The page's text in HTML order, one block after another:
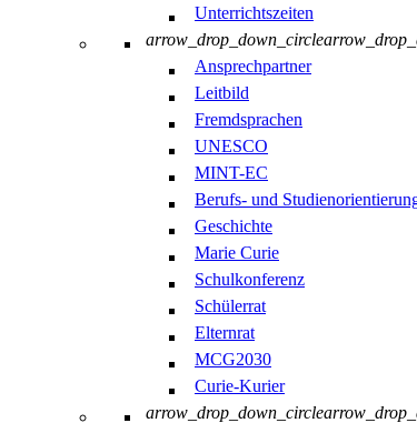
Unterrichtszeiten
arrow_drop_down_circle
Ansprechpartner
Leitbild
Fremdsprachen
UNESCO
MINT-EC
Berufs- und
Geschichte
Marie Curie
Schulkonferenz
Schülerrat
Elternrat
MCG2030
Curie-Kurier
arrow_drop_down_circle